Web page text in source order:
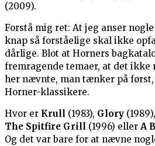
(2009).
Forstå mig ret: At jeg anser
knap så forståelige skal ikke
dårlige. Blot at Horners
fremragende temaer, at det ikke
her nævnte, man tænker på
Horner-klassikere.
Hvor er Krull (1983), Glory (1989),
The Spitfire Grill (1996) eller A
Og det var bare for at nævne